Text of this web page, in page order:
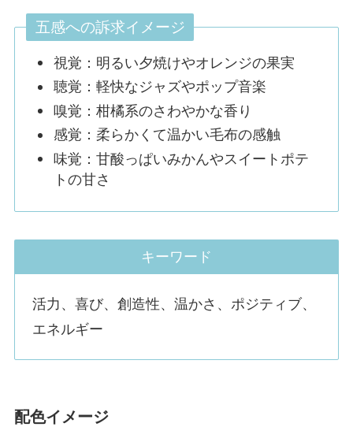
五感への訴求イメージ
視覚：明るい夕焼けやオレンジの果実
聴覚：軽快なジャズやポップ音楽
嗅覚：柑橘系のさわやかな香り
感覚：柔らかくて温かい毛布の感触
味覚：甘酸っぱいみかんやスイートポテ
トの甘さ
キーワード
活力、喜び、創造性、温かさ、ポジティブ、
エネルギー
配色イメージ